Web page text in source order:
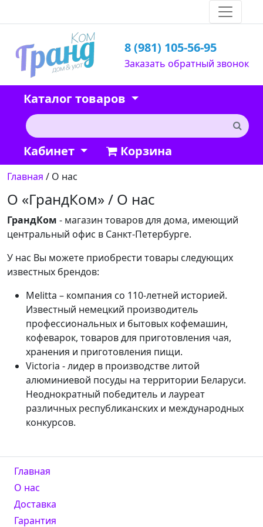
8 (981) 105-56-95
Заказать обратный звонок
Каталог товаров
Кабинет Корзина
Главная / О нас
О «ГрандКом» / О нас
ГрандКом - магазин товаров для дома, имеющий
центральный офис в Санкт-Петербурге.
У нас Вы можете приобрести товары следующих
известных брендов:
Melitta – компания со 110-летней историей.
Известный немецкий производитель
профессиональных и бытовых кофемашин,
кофеварок, товаров для приготовления чая,
хранения и приготовления пищи.
Victoria - лидер в производстве литой
алюминиевой посуды на территории Беларуси.
Неоднократный победитель и лауреат
различных республиканских и международных
конкурсов.
Главная
О нас
Доставка
Гарантия